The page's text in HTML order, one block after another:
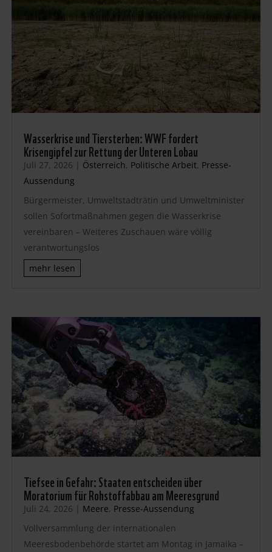
Wasserkrise und Tiersterben: WWF fordert
Krisengipfel zur Rettung der Unteren Lobau
Juli 27, 2026 | Österreich, Politische Arbeit, Presse-
Aussendung
Bürgermeister, Umweltstadträtin und Umweltminister
sollen Sofortmaßnahmen gegen die Wasserkrise
vereinbaren – Weiteres Zuschauen wäre völlig
verantwortungslos
mehr lesen
Tiefsee in Gefahr: Staaten entscheiden über
Moratorium für Rohstoffabbau am Meeresgrund
Juli 24, 2026 | Meere, Presse-Aussendung
Vollversammlung der internationalen
Meeresbodenbehörde startet am Montag in Jamaika –